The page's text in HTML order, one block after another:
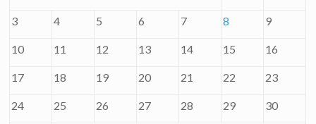
3 4 5 6 7 8 9
10 11 12 13 14 15 16
17 18 19 20 21 22 23
24 25 26 27 28 29 30